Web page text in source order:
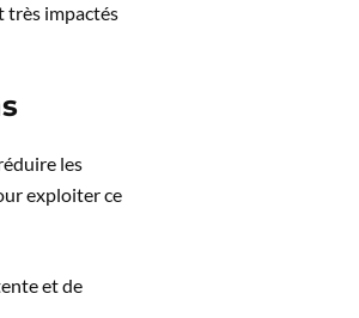
très impactés
les
exploiter ce
et de